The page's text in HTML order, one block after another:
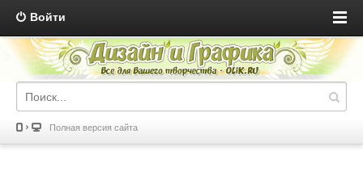
Войти
Полная версия сайта